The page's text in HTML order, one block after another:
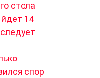
стола
14
спор